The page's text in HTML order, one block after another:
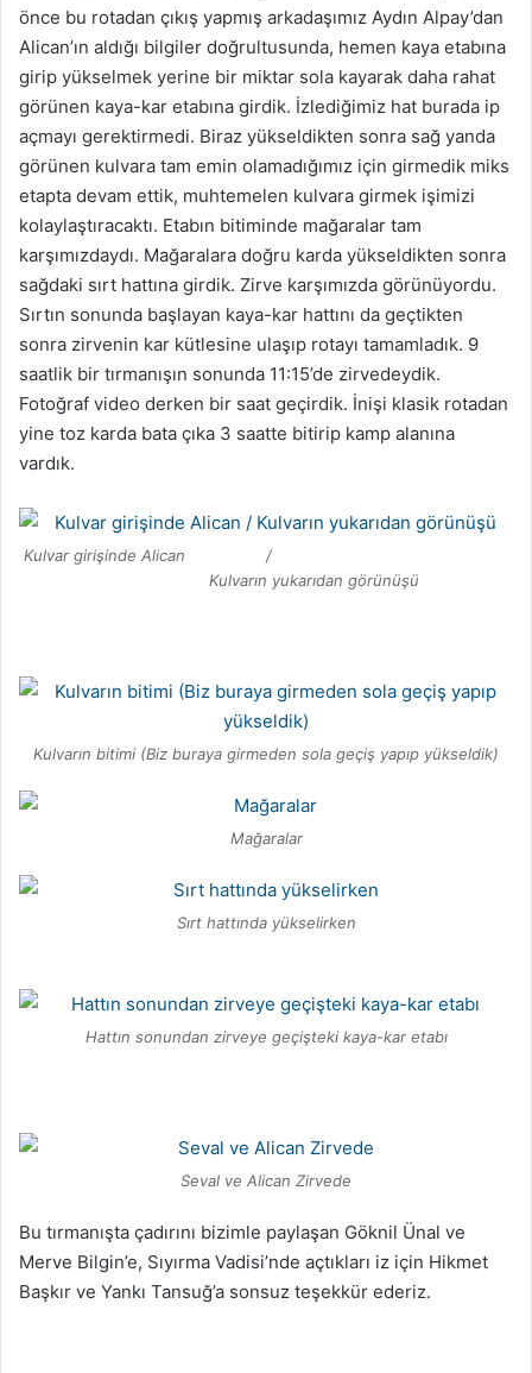
önce bu rotadan çıkış yapmış arkadaşımız Aydın Alpay’dan
Alican’ın aldığı bilgiler doğrultusunda, hemen kaya etabına
girip yükselmek yerine bir miktar sola kayarak daha rahat
görünen kaya-kar etabına girdik. İzlediğimiz hat burada ip
açmayı gerektirmedi. Biraz yükseldikten sonra sağ yanda
görünen kulvara tam emin olamadığımız için girmedik miks
etapta devam ettik, muhtemelen kulvara girmek işimizi
kolaylaştıracaktı. Etabın bitiminde mağaralar tam
karşımızdaydı. Mağaralara doğru karda yükseldikten sonra
sağdaki sırt hattına girdik. Zirve karşımızda görünüyordu.
Sırtın sonunda başlayan kaya-kar hattını da geçtikten
sonra zirvenin kar kütlesine ulaşıp rotayı tamamladık. 9
saatlik bir tırmanışın sonunda 11:15’de zirvedeydik.
Fotoğraf video derken bir saat geçirdik. İnişi klasik rotadan
yine toz karda bata çıka 3 saatte bitirip kamp alanına
vardık.
Kulvar girişinde Alican /
Kulvarın yukarıdan görünüşü
Kulvarın bitimi (Biz buraya girmeden sola geçiş yapıp yükseldik)
Mağaralar
Sırt hattında yükselirken
Hattın sonundan zirveye geçişteki kaya-kar etabı
Seval ve Alican Zirvede
Bu tırmanışta çadırını bizimle paylaşan Göknil Ünal ve
Merve Bilgin’e, Sıyırma Vadisi’nde açtıkları iz için Hikmet
Başkır ve Yankı Tansuğ’a sonsuz teşekkür ederiz.